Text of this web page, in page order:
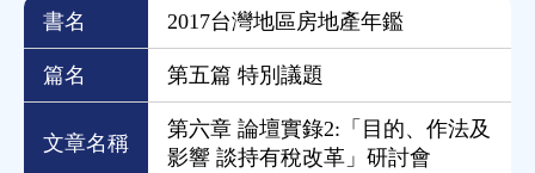
書名 2017台灣地區房地產年鑑
篇名 第五篇 特別議題
文章名稱
第六章 論壇實錄2:「目的、作法及
影響 談持有稅改革」研討會